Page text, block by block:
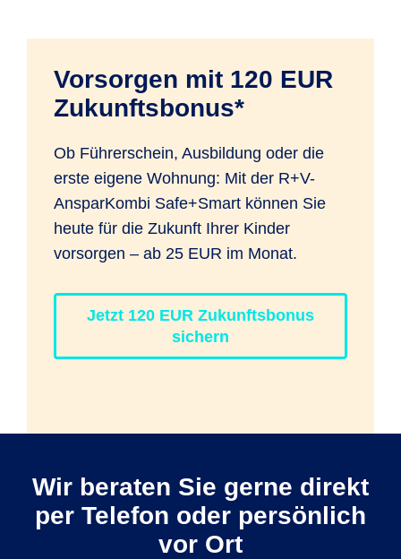
war. Die dargestellte mögliche
Wertentwicklung des Gesamtkapitals
ergibt sich als Summe aus dem sicheren
Kapital, basierend auf der zuletzt
sowie dem Chancen-Kapital, basierend
auf der historischen Wertentwicklung.
Kosten sind in der Darstellung enthalten.
höher oder niedriger als die angegebenen
Werte sein.Die dargestellten möglichen
Werte dienen ausschließlich
Illustrationszwecken. Bisherige und
Die bereitgestellten Informationen wurden
mit großer Sorgfalt erstellt und geprüft.
Für die Richtigkeit der gemachten
Steuersatz versteuert).
Vorsorgen mit 120 EUR
Zukunftsbonus*
Ob Führerschein, Ausbildung oder die
erste eigene Wohnung: Mit der R+V-
AnsparKombi Safe+Smart können Sie
heute für die Zukunft Ihrer Kinder
vorsorgen – ab 25 EUR im Monat.
Jetzt 120 EUR Zukunftsbonus
sichern
Wir beraten Sie gerne direkt
per Telefon oder persönlich
vor Ort